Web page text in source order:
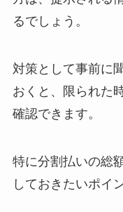
るでしょう。
対策として事前に
おくと、限られた
確認できます。
特に分割払いの総
しておきたいポイ